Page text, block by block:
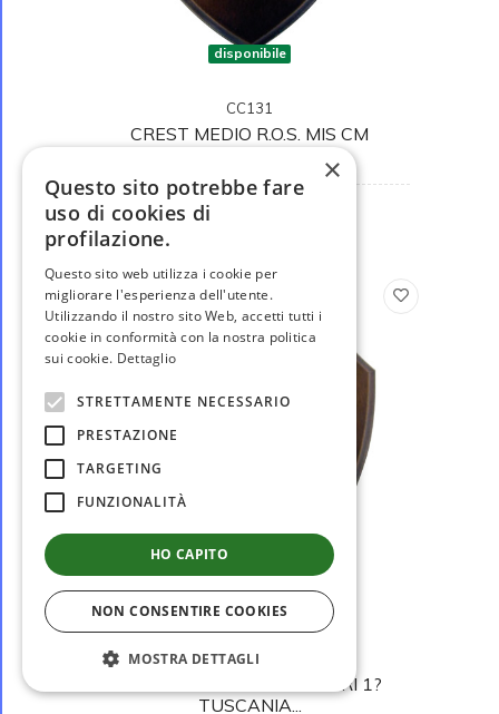
disponibile
CC131
CREST MEDIO R.O.S. MIS CM
disponibile
CC132
CREST MEDIO CARABINIERI 1?
TUSCANIA...
×
Questo sito potrebbe fare
uso di cookies di
profilazione.
Questo sito web utilizza i cookie per
migliorare l'esperienza dell'utente.
Utilizzando il nostro sito Web, accetti tutti i
cookie in conformità con la nostra politica
sui cookie. Dettaglio
STRETTAMENTE NECESSARIO
PRESTAZIONE
TARGETING
FUNZIONALITÀ
HO CAPITO
NON CONSENTIRE COOKIES
MOSTRA DETTAGLI